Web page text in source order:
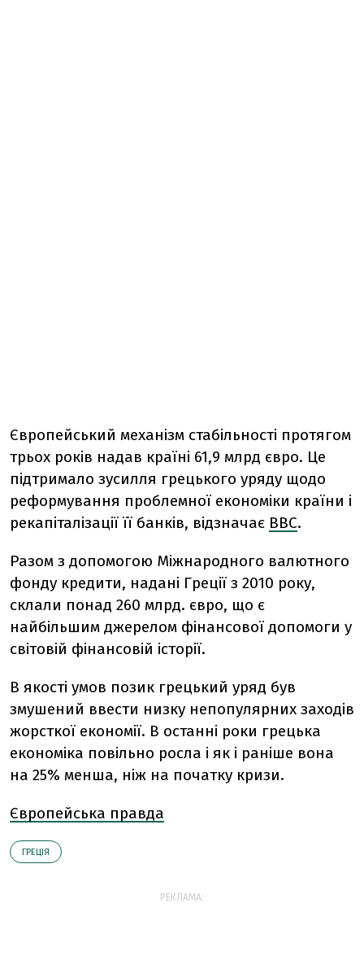
Європейський механізм стабільності протягом
трьох років надав країні 61,9 млрд євро. Це
підтримало зусилля грецького уряду щодо
реформування проблемної економіки країни і
рекапіталізації її банків, відзначає ВВС.
Разом з допомогою Міжнародного валютного
фонду кредити, надані Греції з 2010 року,
склали понад 260 млрд. євро, що є
найбільшим джерелом фінансової допомоги у
світовій фінансовій історії.
В якості умов позик грецький уряд був
змушений ввести низку непопулярних заходів
жорсткої економії. В останні роки грецька
економіка повільно росла і як і раніше вона
на 25% менша, ніж на початку кризи.
Європейська правда
ГРЕЦІЯ
РЕКЛАМА: